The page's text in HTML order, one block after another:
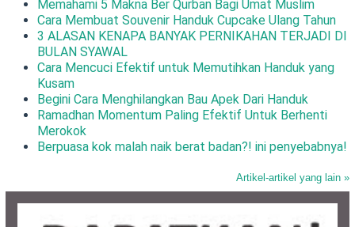
Memahami 5 Makna Ber Qurban Bagi Umat Muslim
Cara Membuat Souvenir Handuk Cupcake Ulang Tahun
3 ALASAN KENAPA BANYAK PERNIKAHAN TERJADI DI
BULAN SYAWAL
Cara Mencuci Efektif untuk Memutihkan Handuk yang
Kusam
Begini Cara Menghilangkan Bau Apek Dari Handuk
Ramadhan Momentum Paling Efektif Untuk Berhenti
Merokok
Berpuasa kok malah naik berat badan?! ini penyebabnya!
Artikel-artikel yang lain »